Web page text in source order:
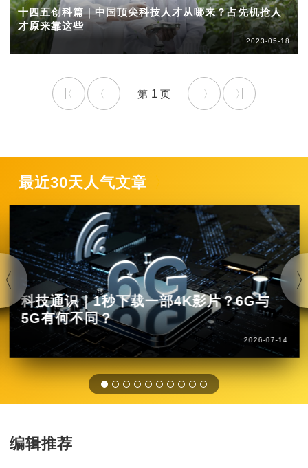
十四五创科篇｜中国顶尖科技人才从哪来？占先机抢人
才原来靠这些
2023-05-18
1
最近30天人气文章
科技通识｜1秒下载一部4K影片？6G与
5G有何不同？
2026-07-14
编辑推荐